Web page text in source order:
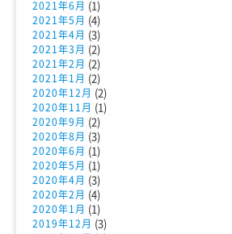
2021年6月 (1)
2021年5月 (4)
2021年4月 (3)
2021年3月 (2)
2021年2月 (2)
2021年1月 (2)
2020年12月 (2)
2020年11月 (1)
2020年9月 (2)
2020年8月 (3)
2020年6月 (1)
2020年5月 (1)
2020年4月 (3)
2020年2月 (4)
2020年1月 (1)
2019年12月 (3)